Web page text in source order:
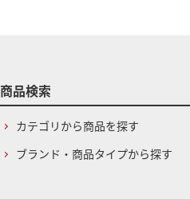
商品検索
カテゴリから商品を探す
ブランド・商品タイプから探す